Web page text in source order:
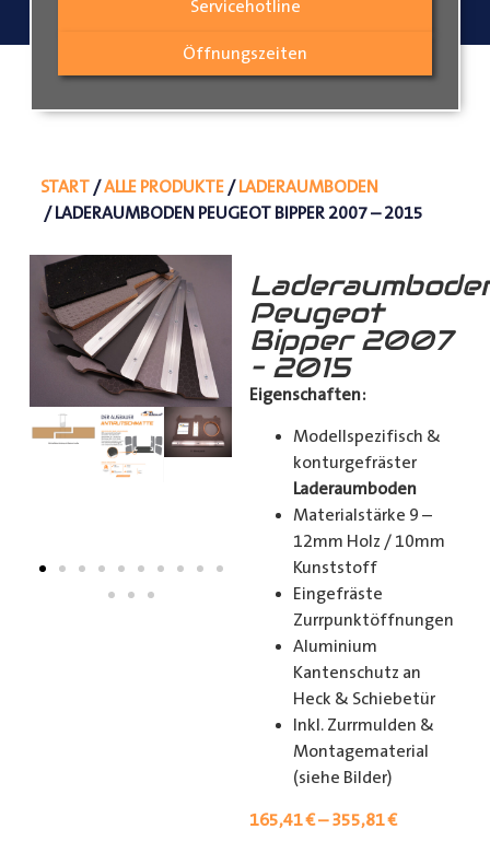
Servicehotline
Öffnungszeiten
START/ALLE PRODUKTE/LADERAUMBODEN
/ LADERAUMBODEN PEUGEOT BIPPER 2007 – 2015
Peugeot
Bipper 2007
– 2015
Eigenschaften:
Modellspezifisch &
konturgefräster
Laderaumboden
Materialstärke 9 –
12mm Holz / 10mm
Kunststoff
Eingefräste
Zurrpunktöffnungen
Aluminium
Kantenschutz an
Heck & Schiebetür
Inkl. Zurrmulden &
Montagematerial
(siehe Bilder)
165,41€–355,81€